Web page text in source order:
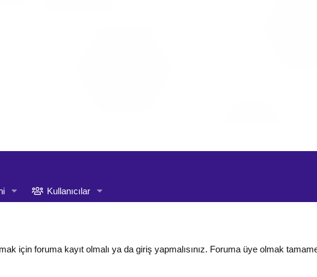
Kullanıcılar
için foruma kayıt olmalı ya da giriş yapmalısınız. Foruma üye olmak